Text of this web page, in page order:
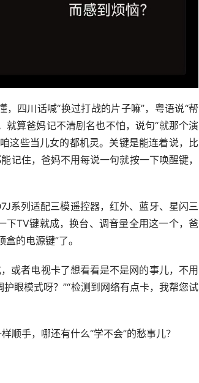
四川话喊“换过打战的片子嘛”，粤语说“帮
就算爸妈记不清剧名也不怕，说句“就那个演
这些当儿女的都机灵。关键是能连着说，比
记住，爸妈不用每说一句就按一下唤醒键，
系列适配三模遥控器，红外、蓝牙、星闪三
TV键就成，换台、调音量全用这一个，爸
的电源键”了。
或者电视卡了想看看是不是网的事儿，不用
眼模式呀？”“检测到网络有点卡，我帮您试
顺手，哪还有什么“学不会”的愁事儿？